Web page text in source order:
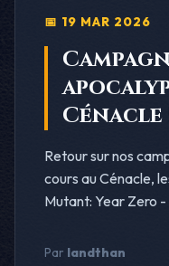
📅 19 MAR 2026
Cénacle
Retour sur nos
cours au Cénacle,
Mutant: Year Zero -
Par landthan